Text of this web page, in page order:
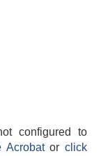
configured to
Acrobatorclick